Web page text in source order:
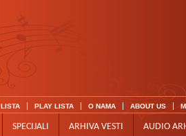
PLAY LISTA O NAMA ABOUT US
SPECIJALI ARHIVA VESTI AUDIO